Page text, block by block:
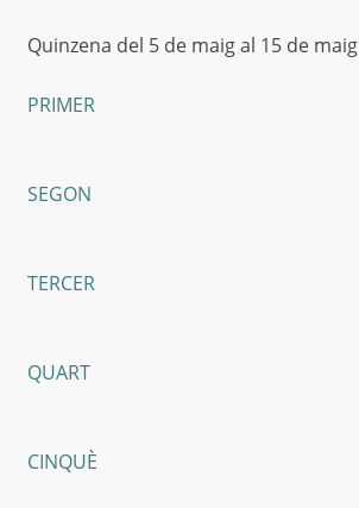
Quinzena del 5 de maig al 15 de maig
PRIMER
SEGON
TERCER
QUART
CINQUÈ